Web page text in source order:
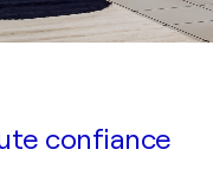
confiance